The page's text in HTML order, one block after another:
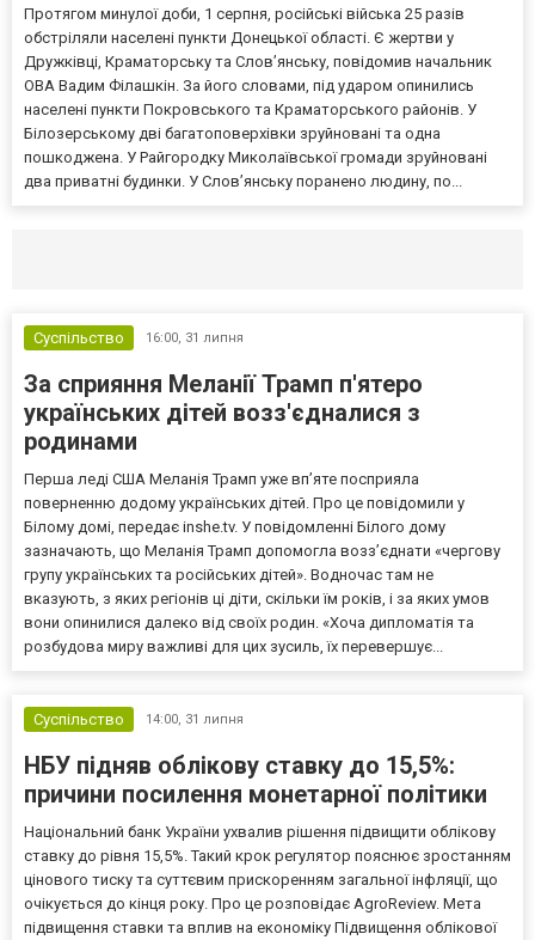
Протягом минулої доби, 1 серпня, російські війська 25 разів
обстріляли населені пункти Донецької області. Є жертви у
Дружківці, Краматорську та Слов’янську, повідомив начальник
ОВА Вадим Філашкін. За його словами, під ударом опинились
населені пункти Покровського та Краматорського районів. У
Білозерському дві багатоповерхівки зруйновані та одна
пошкоджена. У Райгородку Миколаївської громади зруйновані
два приватні будинки. У Слов’янську поранено людину, по...
Суспільство 16:00, 31 липня
За сприяння Меланії Трамп п'ятеро
українських дітей возз'єдналися з
родинами
Перша леді США Меланія Трамп уже впʼяте посприяла
поверненню додому українських дітей. Про це повідомили у
Білому домі, передає inshe.tv. У повідомленні Білого дому
зазначають, що Меланія Трамп допомогла возз’єднати «чергову
групу українських та російських дітей». Водночас там не
вказують, з яких регіонів ці діти, скільки їм років, і за яких умов
вони опинилися далеко від своїх родин. «Хоча дипломатія та
розбудова миру важливі для цих зусиль, їх перевершує...
Суспільство 14:00, 31 липня
НБУ підняв облікову ставку до 15,5%:
причини посилення монетарної політики
Національний банк України ухвалив рішення підвищити облікову
ставку до рівня 15,5%. Такий крок регулятор пояснює зростанням
цінового тиску та суттєвим прискоренням загальної інфляції, що
очікується до кінця року. Про це розповідає AgroReview. Мета
підвищення ставки та вплив на економіку Підвищення облікової